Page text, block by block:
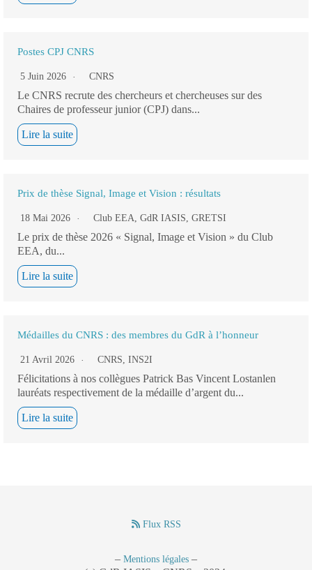
Postes CPJ CNRS
5 Juin 2026 CNRS
Le CNRS recrute des chercheurs et chercheuses sur des
Chaires de professeur junior (CPJ) dans...
Lire la suite
Prix de thèse Signal, Image et Vision : résultats
18 Mai 2026 Club EEA, GdR IASIS, GRETSI
Le prix de thèse 2026 « Signal, Image et Vision » du Club
EEA, du...
Lire la suite
Médailles du CNRS : des membres du GdR à l’honneur
21 Avril 2026 CNRS, INS2I
Félicitations à nos collègues Patrick Bas Vincent Lostanlen
lauréats respectivement de la médaille d’argent du...
Lire la suite
Flux RSS
– Mentions légales –